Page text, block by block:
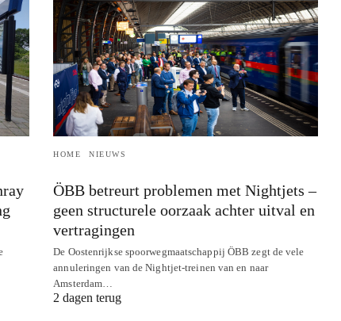
HOME NIEUWS
ÖBB betreurt problemen met Nightjets –
geen structurele oorzaak achter uitval en
vertragingen
De Oostenrijkse spoorwegmaatschappij ÖBB zegt de vele
annuleringen van de Nightjet-treinen van en naar
Amsterdam…
2 dagen terug